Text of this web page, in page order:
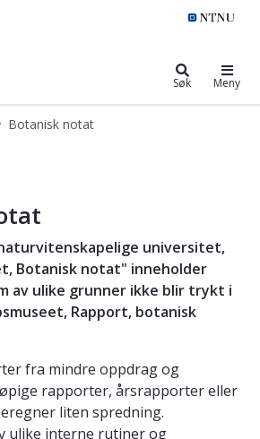
Søk Meny
Botanisk notat
universitet,
Botanisk notat" inneholder
av ulike grunner ikke blir trykt i
Rapport, botanisk
fra mindre oppdrag og
rapporter, årsrapporter eller
liten spredning.
ulike interne rutiner og